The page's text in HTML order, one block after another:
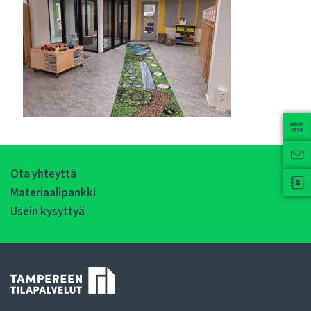
Ota yhteyttä
Materiaalipankki
Usein kysyttyä